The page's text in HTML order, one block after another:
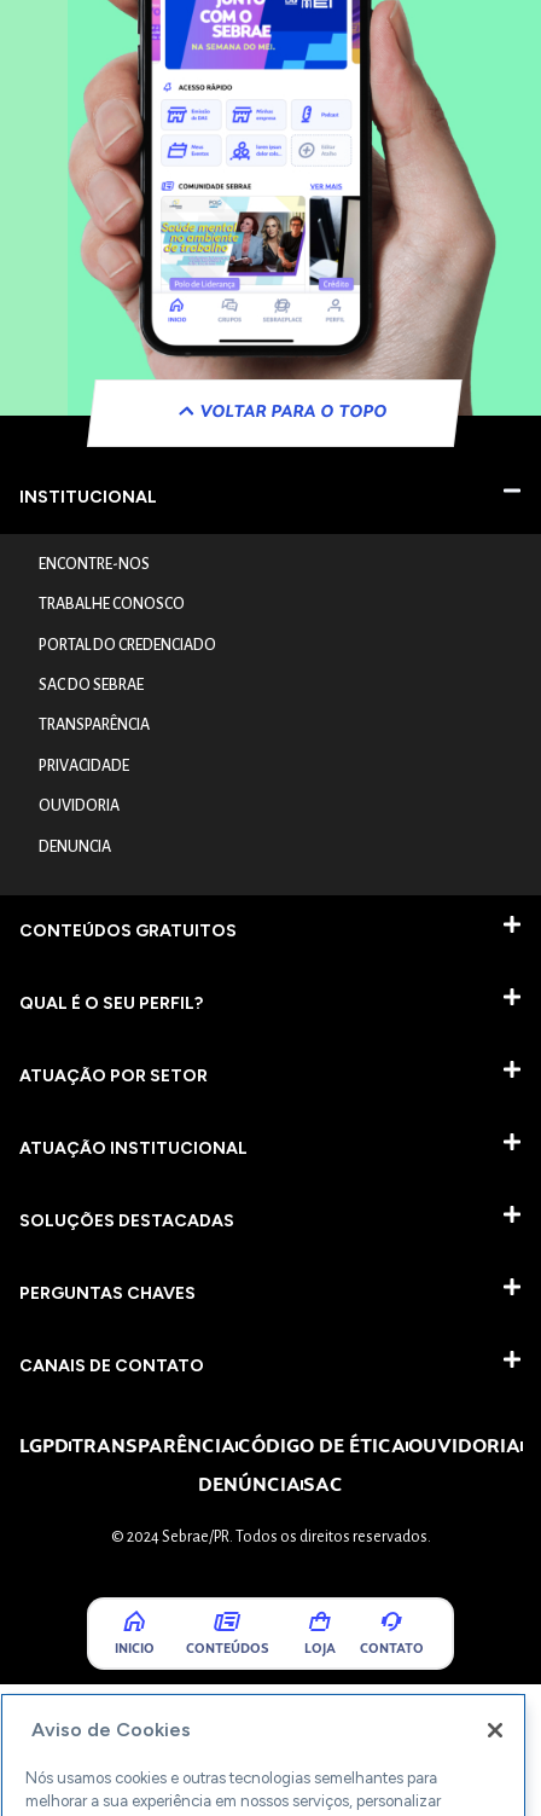
VOLTAR PARA O TOPO
INSTITUCIONAL
ENCONTRE-NOS
TRABALHE CONOSCO
PORTAL DO CREDENCIADO
SAC DO SEBRAE
TRANSPARÊNCIA
PRIVACIDADE
OUVIDORIA
DENUNCIA
CONTEÚDOS GRATUITOS
QUAL É O SEU PERFIL?
ATUAÇÃO POR SETOR
ATUAÇÃO INSTITUCIONAL
SOLUÇÕES DESTACADAS
PERGUNTAS CHAVES​
CANAIS DE CONTATO
LGPDTRANSPARÊNCIACÓDIGO DE ÉTICAOUVIDORIA
DENÚNCIASAC
© 2024 Sebrae/PR. Todos os direitos reservados.
INICIO CONTEÚDOS LOJA CONTATO
Aviso de Cookies
Nós usamos cookies e outras tecnologias semelhantes para
melhorar a sua experiência em nossos serviços, personalizar